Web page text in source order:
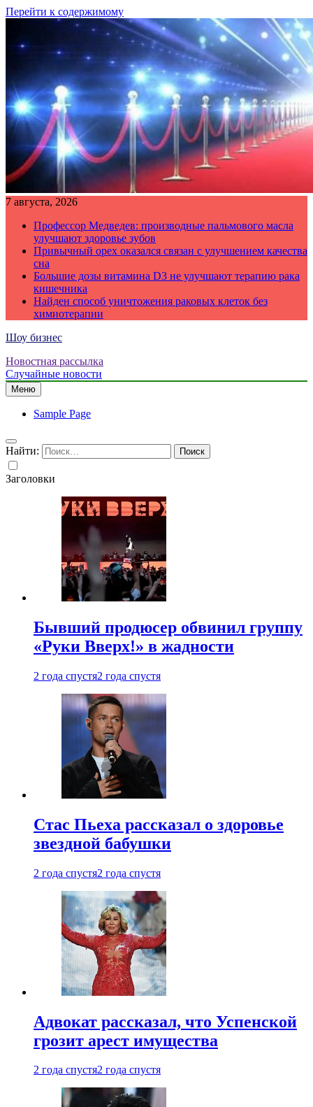
Перейти к содержимому
7 августа, 2026
Профессор Медведев: производные пальмового масла
улучшают здоровье зубов
Привычный орех оказался связан с улучшением качества
сна
Большие дозы витамина D3 не улучшают терапию рака
кишечника
Найден способ уничтожения раковых клеток без
химиотерапии
Шоу бизнес
Новостная рассылка
Случайные новости
Меню
Sample Page
Найти:
Заголовки
Бывший продюсер обвинил группу
«Руки Вверх!» в жадности
2 года спустя2 года спустя
Стас Пьеха рассказал о здоровье
звездной бабушки
2 года спустя2 года спустя
Адвокат рассказал, что Успенской
грозит арест имущества
2 года спустя2 года спустя